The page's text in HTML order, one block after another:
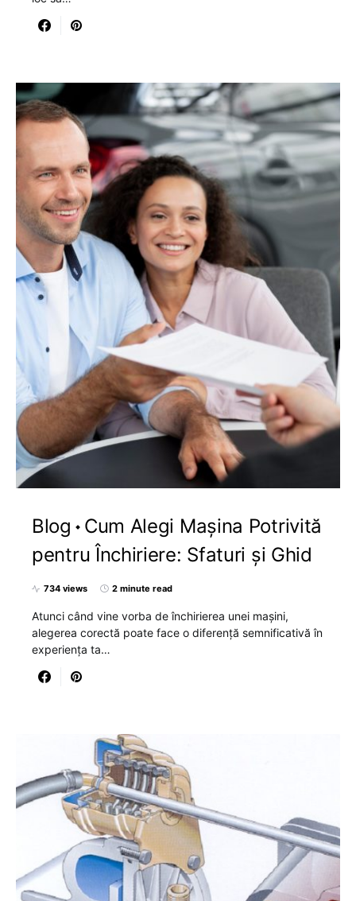
Blog
Cum Alegi Mașina Potrivită
pentru Închiriere: Sfaturi și Ghid
734 views 2 minute read
Atunci când vine vorba de închirierea unei mașini,
alegerea corectă poate face o diferență semnificativă în
experiența ta…